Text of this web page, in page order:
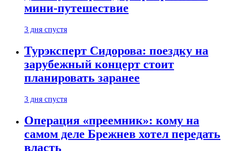
мини-путешествие
3 дня спустя
Турэксперт Сидорова: поездку на
зарубежный концерт стоит
планировать заранее
3 дня спустя
Операция «преемник»: кому на
самом деле Брежнев хотел передать
власть